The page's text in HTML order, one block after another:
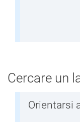
Cercare un
Orientarsi